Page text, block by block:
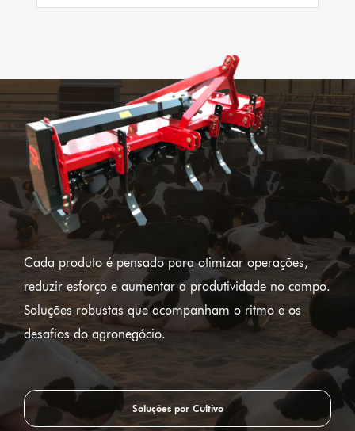
Cada produto é pensado para otimizar operações,
reduzir esforço e aumentar a produtividade no campo.
Soluções robustas que acompanham o ritmo e os
desafios do agronegócio.
Soluções por Cultivo